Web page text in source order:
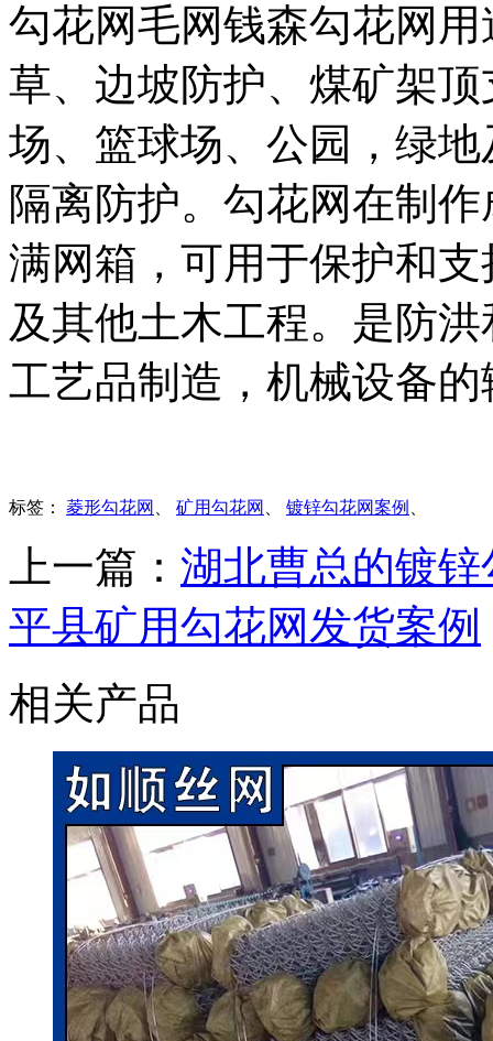
勾花网毛网钱森勾花网
草、边坡防护、煤矿架
场、篮球场、公园，绿
隔离防护。勾花网在制
满网箱，可用于保护和
及其他土木工程。是防
工艺品制造，机械设备
标签： 菱形勾花网 矿用勾花网 镀锌勾花网案例
上一篇： 湖北曹总的镀
平县矿用勾花网发货案例
相关产品